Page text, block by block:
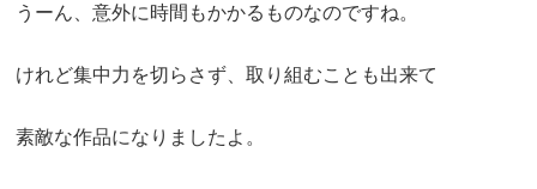
うーん、意外に時間もかかるものなのですね。
けれど集中力を切らさず、取り組むことも出来て
素敵な作品になりましたよ。